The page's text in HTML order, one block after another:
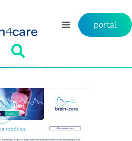
portal